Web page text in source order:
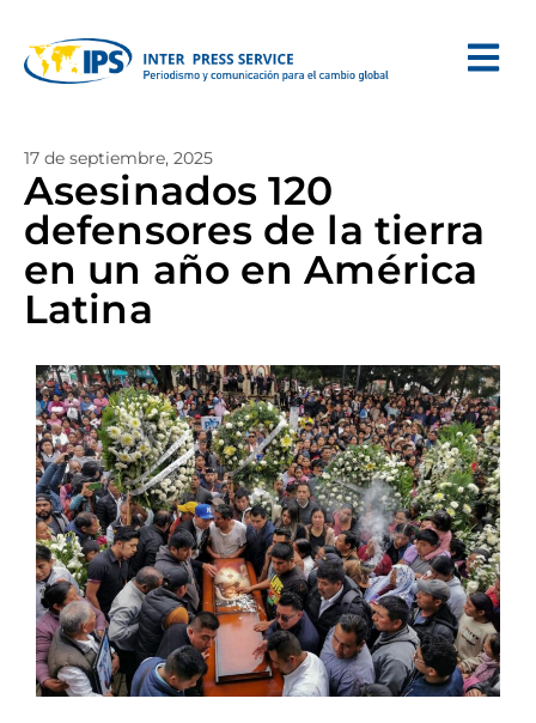
17 de septiembre, 2025
Asesinados 120
defensores de la tierra
en un año en América
Latina